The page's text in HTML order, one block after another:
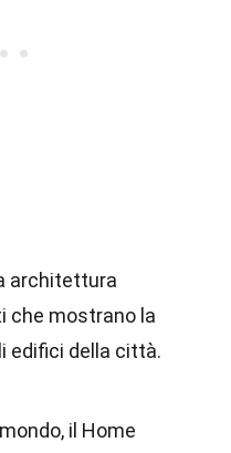
architettura
che mostrano la
edifici della città.
il Home